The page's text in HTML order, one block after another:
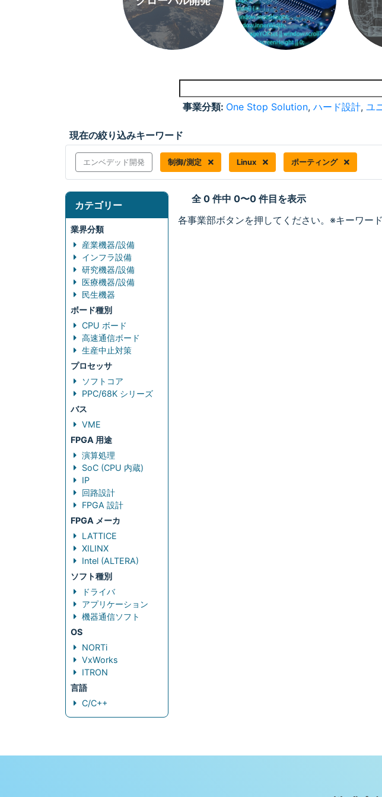
事業分類: One Stop Solution, ハード設計, ユ
現在の絞り込みキーワード
エンベデッド開発 制御/測定 Linux ポーティング
カテゴリー
業界分類
産業機器/設備
インフラ設備
研究機器/設備
医療機器/設備
民生機器
ボード種別
CPU ボード
高速通信ボード
生産中止対策
プロセッサ
ソフトコア
PPC/68K シリーズ
バス
VME
FPGA 用途
演算処理
SoC (CPU 内蔵)
IP
回路設計
FPGA 設計
FPGA メーカ
LATTICE
XILINX
Intel (ALTERA)
ソフト種別
ドライバ
アプリケーション
機器通信ソフト
OS
NORTi
VxWorks
ITRON
言語
C/C++
全 0 件中 0〜0 件目を表示
各事業部ボタンを押してください。※キーワー